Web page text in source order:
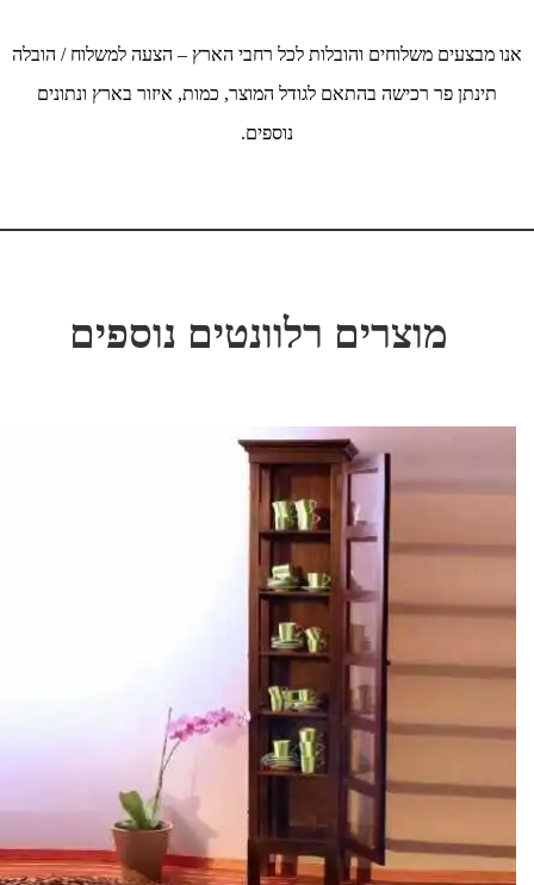
אנו מבצעים משלוחים והובלות לכל רחבי הארץ – הצעה למשלוח / הובלה
תינתן פר רכישה בהתאם לגודל המוצר, כמות, איזור בארץ ונתונים
נוספים.
מוצרים רלוונטים נוספים